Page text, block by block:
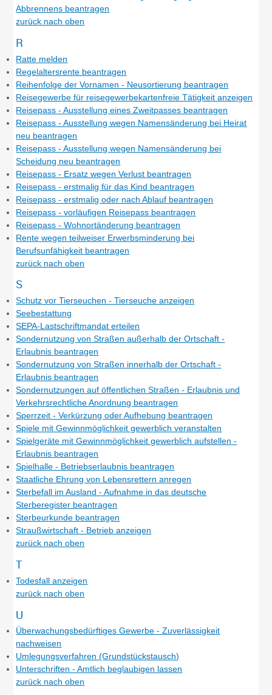
Abbrennens beantragen
zurück nach oben
R
Ratte melden
Regelaltersrente beantragen
Reihenfolge der Vornamen - Neusortierung beantragen
Reisegewerbe für reisegewerbekartenfreie Tätigkeit anzeigen
Reisepass - Ausstellung eines Zweitpasses beantragen
Reisepass - Ausstellung wegen Namensänderung bei Heirat
neu beantragen
Reisepass - Ausstellung wegen Namensänderung bei
Scheidung neu beantragen
Reisepass - Ersatz wegen Verlust beantragen
Reisepass - erstmalig für das Kind beantragen
Reisepass - erstmalig oder nach Ablauf beantragen
Reisepass - vorläufigen Reisepass beantragen
Reisepass - Wohnortänderung beantragen
Rente wegen teilweiser Erwerbsminderung bei
Berufsunfähigkeit beantragen
zurück nach oben
S
Schutz vor Tierseuchen - Tierseuche anzeigen
Seebestattung
SEPA-Lastschriftmandat erteilen
Sondernutzung von Straßen außerhalb der Ortschaft -
Erlaubnis beantragen
Sondernutzung von Straßen innerhalb der Ortschaft -
Erlaubnis beantragen
Sondernutzungen auf öffentlichen Straßen - Erlaubnis und
Verkehrsrechtliche Anordnung beantragen
Sperrzeit - Verkürzung oder Aufhebung beantragen
Spiele mit Gewinnmöglichkeit gewerblich veranstalten
Spielgeräte mit Gewinnmöglichkeit gewerblich aufstellen -
Erlaubnis beantragen
Spielhalle - Betriebserlaubnis beantragen
Staatliche Ehrung von Lebensrettern anregen
Sterbefall im Ausland - Aufnahme in das deutsche
Sterberegister beantragen
Sterbeurkunde beantragen
Straußwirtschaft - Betrieb anzeigen
zurück nach oben
T
Todesfall anzeigen
zurück nach oben
U
Überwachungsbedürftiges Gewerbe - Zuverlässigkeit
nachweisen
Umlegungsverfahren (Grundstückstausch)
Unterschriften - Amtlich beglaubigen lassen
zurück nach oben